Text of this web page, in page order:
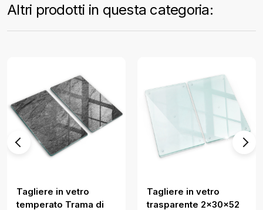
Altri prodotti in questa categoria:
Tagliere in vetro
temperato Trama di
Tagliere in vetro
trasparente 2x30x52